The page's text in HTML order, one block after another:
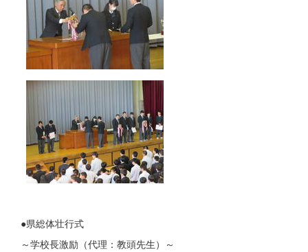
●県総体壮行式
～学校長激励（代理：教頭先生）～